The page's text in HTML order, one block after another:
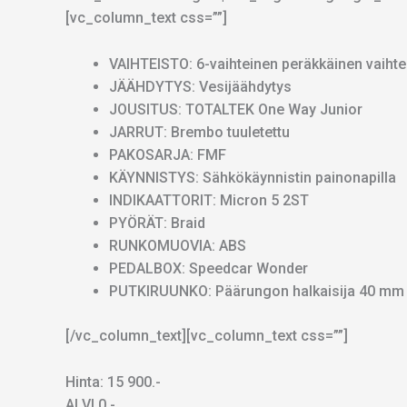
[vc_column_text css=””]
VAIHTEISTO: 6-vaihteinen peräkkäinen
JÄÄHDYTYS: Vesijäähdytys
JOUSITUS: TOTALTEK One Way Junior
JARRUT: Brembo tuuletettu
PAKOSARJA: FMF
KÄYNNISTYS: Sähkökäynnistin painonapilla
INDIKAATTORIT: Micron 5 2ST
PYÖRÄT: Braid
RUNKOMUOVIA: ABS
PEDALBOX: Speedcar Wonder
PUTKIRUUNKO: Päärungon halkaisija 40 mm
[/vc_column_text][vc_column_text css=””]
Hinta: 15 900.-